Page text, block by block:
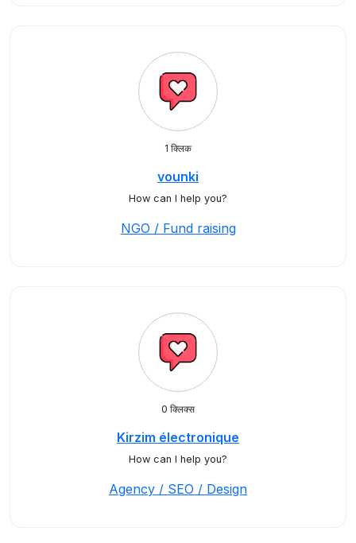
1 क्लिक
vounki
How can I help you?
NGO / Fund raising
0 क्लिक्स
Kirzim électronique
How can I help you?
Agency / SEO / Design